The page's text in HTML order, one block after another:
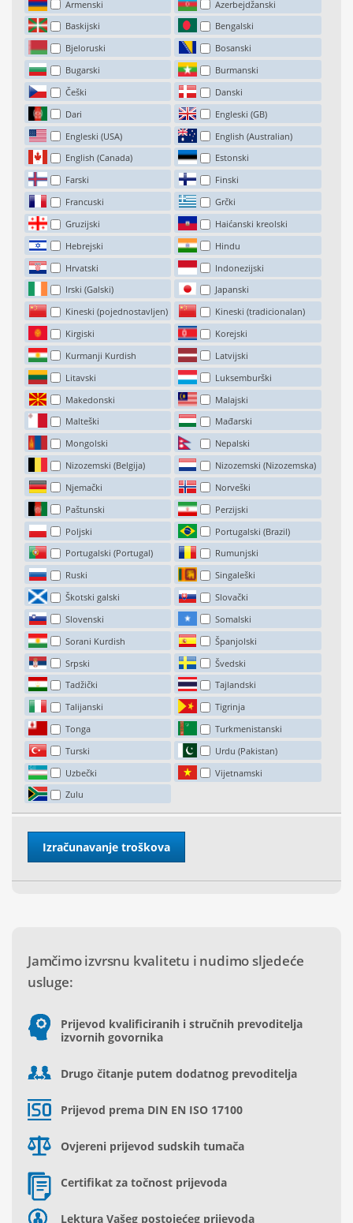
Armenski
Azerbejdžanski
Baskijski
Bengalski
Bjeloruski
Bosanski
Bugarski
Burmanski
Češki
Danski
Dari
Engleski (GB)
Engleski (USA)
English (Australian)
English (Canada)
Estonski
Farski
Finski
Francuski
Grčki
Gruzijski
Haićanski kreolski
Hebrejski
Hindu
Hrvatski
Indonezijski
Irski (Galski)
Japanski
Kineski (pojednostavljen)
Kineski (tradicionalan)
Kirgiski
Korejski
Kurmanji Kurdish
Latvijski
Litavski
Luksemburški
Makedonski
Malajski
Malteški
Mađarski
Mongolski
Nepalski
Nizozemski (Belgija)
Nizozemski (Nizozemska)
Njemački
Norveški
Paštunski
Perzijski
Poljski
Portugalski (Brazil)
Portugalski (Portugal)
Rumunjski
Ruski
Singaleški
Škotski galski
Slovački
Slovenski
Somalski
Sorani Kurdish
Španjolski
Srpski
Švedski
Tadžički
Tajlandski
Talijanski
Tigrinja
Tonga
Turkmenistanski
Turski
Urdu (Pakistan)
Uzbečki
Vijetnamski
Zulu
Jamčimo izvrsnu kvalitetu i nudimo sljedeće
usluge:
Prijevod kvalificiranih i stručnih prevoditelja
izvornih govornika
Drugo čitanje putem dodatnog prevoditelja
Prijevod prema DIN EN ISO 17100
Ovjereni prijevod sudskih tumača
Certifikat za točnost prijevoda
Lektura Vašeg postojećeg prijevoda